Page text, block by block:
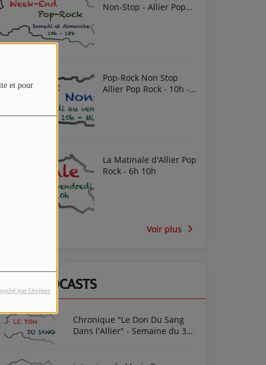
et pour
par Orejime
Non-Stop - Allier Pop
Pop-Rock Non Stop
Allier Pop Rock - 10h -
La Matinale d'Allier Pop
Rock - 6h 10h
Voir plus
NOS PODCASTS
Chronique "Le Don Du Sang
Dans l'Allier" - Semaine du 3